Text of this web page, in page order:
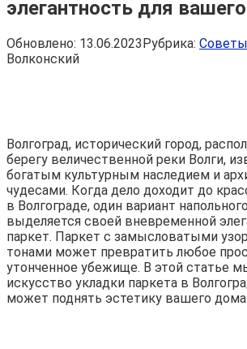
элегантность для
Обновлено: 13.06.2023Рубрика: Советы
Волконский
Волгоград, исторический город,
берегу величественной реки Волги,
богатым культурным наследием и
чудесами. Когда дело доходит до
в Волгограде, один вариант
выделяется своей вневременной
паркет. Паркет с замысловатыми
тонами может превратить любое
утонченное убежище. В этой статье
искусство укладки паркета в
может поднять эстетику вашего дома.